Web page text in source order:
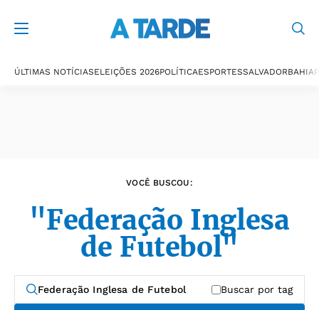
ÚLTIMAS NOTÍCIASELEIÇÕES 2026POLÍTICAESPORTESSALVADORBAHIA
VOCÊ BUSCOU:
"Federação Inglesa
de Futebol"
Buscar por tag